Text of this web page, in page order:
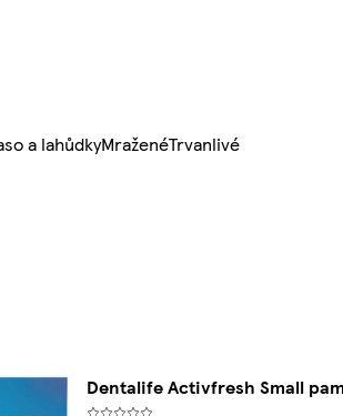
a lahůdkyMraženéTrvanlivé
Dentalife Activfresh Small